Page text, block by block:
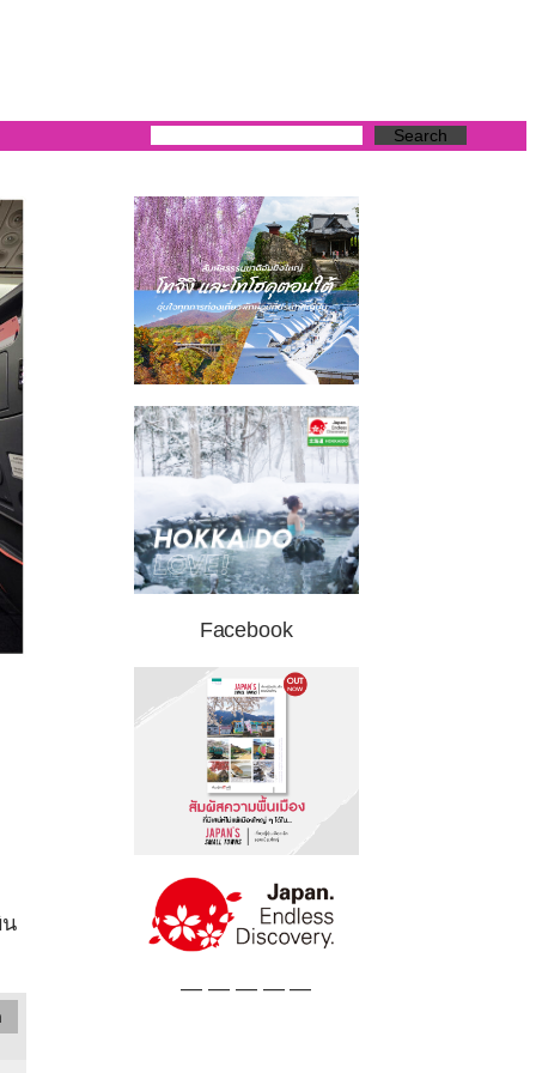
Search
Facebook
— — — — —